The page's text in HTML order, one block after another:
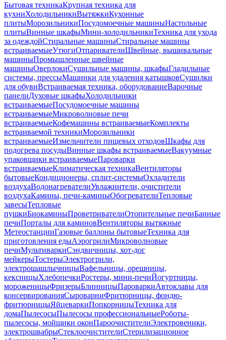
Бытовая техникаКрупная техника для
кухниХолодильникиВытяжкиКухонные
плитыМорозильникиПосудомоечные машиныНастольные
плитыВинные шкафыМини-холодильникиТехника для ухода
за одеждойСтиральные машиныСтиральные машины
встраиваемыеУтюгиОтпаривателиШвейные, вышивальные
машиныПромышленные швейные
машиныОверлокиСушильные машины, шкафыГладильные
системы, прессыМашинки для удаления катышковСушилки
для обувиВстраиваемая техника, оборудованиеВарочные
панелиДуховые шкафыХолодильники
встраиваемыеПосудомоечные машины
встраиваемыеМикроволновые печи
встраиваемыеКофемашины встраиваемыеКомплекты
встраиваемой техникиМорозильники
встраиваемыеИзмельчители пищевых отходовШкафы для
подогрева посудыВинные шкафы встраиваемыеВакуумные
упаковщики встраиваемыеПароварки
встраиваемыеКлиматическая техникаВентиляторы
бытовыеКондиционеры, сплит-системыОхладители
воздухаВодонагревателиУвлажнители, очистители
воздухаКамины, печи-каминыОбогревателиТепловые
завесыТепловые
пушкиБиокаминыПроветривателиОтопительные печиБанные
печиПорталы для каминовВентиляторы вытяжные
МетеостанцииГазовые баллоны бытовыеТехника для
приготовления едыАэрогрилиМикроволновые
печиМультиваркиСэндвичницы, хот-дог
мейкерыТостерыЭлектрогрили,
электрошашлычницыВафельницы, орешницы,
кексницыХлебопечкиРостеры, мини-печиЙогуртницы,
мороженицыФризерыБлинницыПароваркиАвтоклавы для
консервированияСыроварниФритюрницы, фондю-
фритюрницыЯйцеваркиПопкорницыТехника для
домаПылесосыПылесосы профессиональныеРоботы-
пылесосы, мойщики оконПароочистителиЭлектровеники,
электрошвабрыСтеклоочистителиСтерилизационное